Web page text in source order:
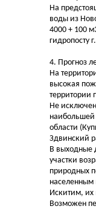
На
воды из
4000 + 100
гидропосту
4. Прогноз
На
высокая
территории
Не
наибольшей
области
Здвинский
В выходные
участки
природных
населенным
Искитим, их
Возможен